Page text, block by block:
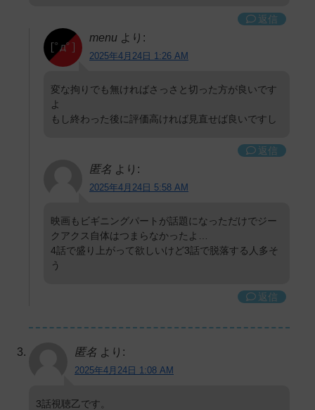
返信
menu より:
2025年4月24日 1:26 AM
変な拘りでも無ければさっさと切った方が良いです
よ
もし終わった後に評価高ければ見直せば良いですし
返信
匿名 より:
2025年4月24日 5:58 AM
映画もビギニングパートが話題になっただけでジー
クアクス自体はつまらなかったよ…
4話で盛り上がって欲しいけど3話で脱落する人多そ
う
返信
匿名 より:
2025年4月24日 1:08 AM
3話視聴乙です。